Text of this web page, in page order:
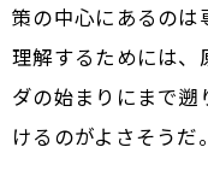
策の中心にあるのは
理解するためには、
ダの始まりにまで
けるのがよさそうだ。